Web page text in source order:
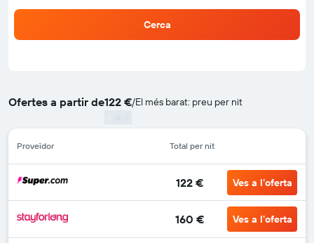
Cerca
Ofertes a partir de122 €/El més barat: preu per nit
Proveïdor Total per nit
122 € Ves a l'oferta
160 € Ves a l'oferta